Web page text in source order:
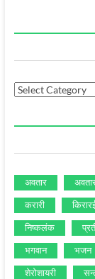
Categories
अवतार
करारी
निष्‍कलंक
भगवान भजन
शेरोशायरी